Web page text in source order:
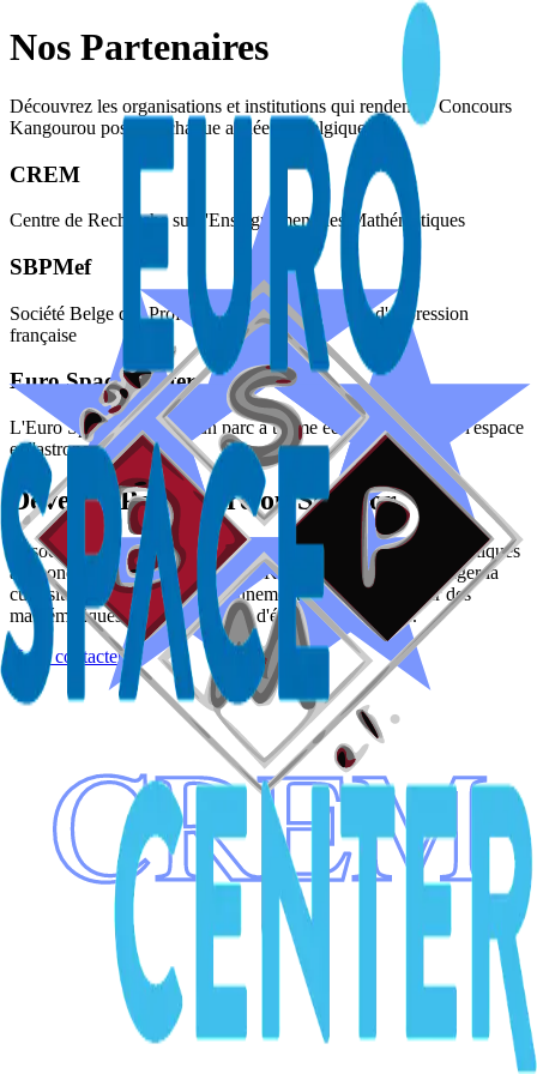
Nos Partenaires
Découvrez les organisations et institutions qui rendent le Concours
Kangourou possible chaque année en Belgique.
CREM
Centre de Recherche sur l'Enseignement des Mathématiques
SBPMef
Société Belge des Professeurs de Mathématique d'expression
française
Euro Space Center
L'Euro Space Center est un parc à thème éducatif centré sur l'espace
et l'astronomie.
Devenez Partenaire ou Sponsor
Associez votre image au plus grand jeu-concours de mathématiques
au monde ! Soutenir le Concours Kangourou, c'est encourager la
curiosité intellectuelle, le raisonnement logique et l'amour des
mathématiques chez des milliers d'élèves en Belgique.
Nous contacter